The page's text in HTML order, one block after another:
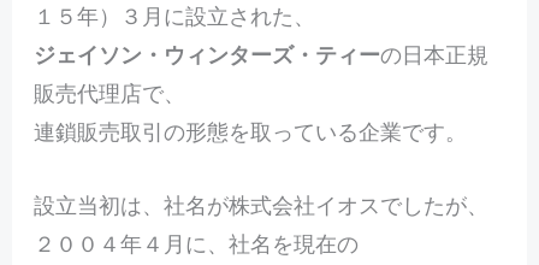
１５年）３月に設立された、
ジェイソン・ウィンターズ・ティーの日本正規
販売代理店で、
連鎖販売取引の形態を取っている企業です。
設立当初は、社名が株式会社イオスでしたが、
２００４年４月に、社名を現在の